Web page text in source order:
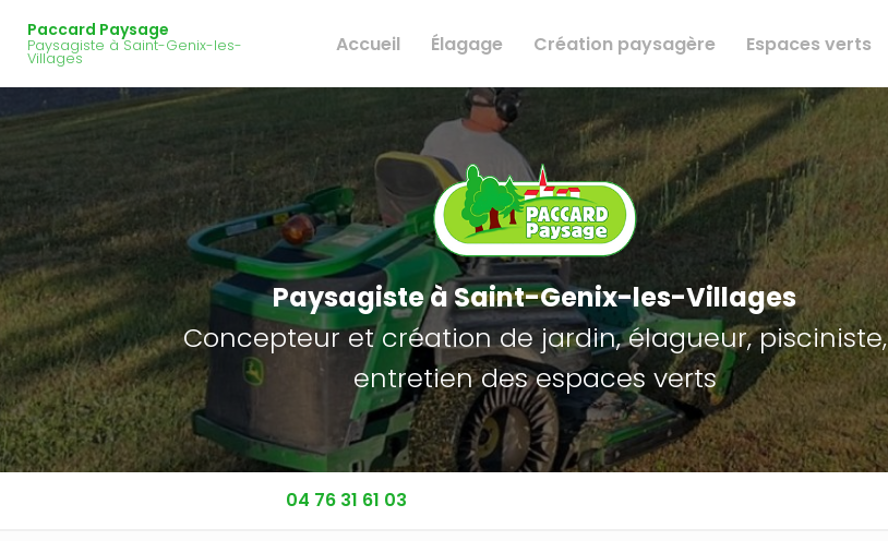
contenu
principal
Paccard Paysage
Paysagiste à Saint-Genix-les-
Villages
Accueil
Élagage Création paysagère Espaces verts
Paysagisteà Saint-Genix-les-Villages
Concepteur et création de jardin, élagueur, pisciniste,
entretien des espaces verts
04 76 31 61 03